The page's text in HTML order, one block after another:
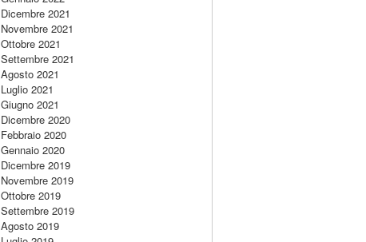
Dicembre 2021
Novembre 2021
Ottobre 2021
Settembre 2021
Agosto 2021
Luglio 2021
Giugno 2021
Dicembre 2020
Febbraio 2020
Gennaio 2020
Dicembre 2019
Novembre 2019
Ottobre 2019
Settembre 2019
Agosto 2019